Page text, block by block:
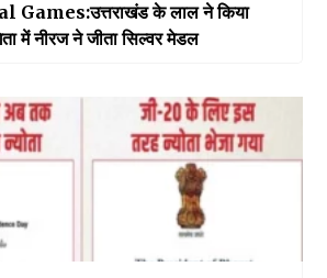
के लाल ने किया
में नीरज ने जीता सिल्वर मेडल